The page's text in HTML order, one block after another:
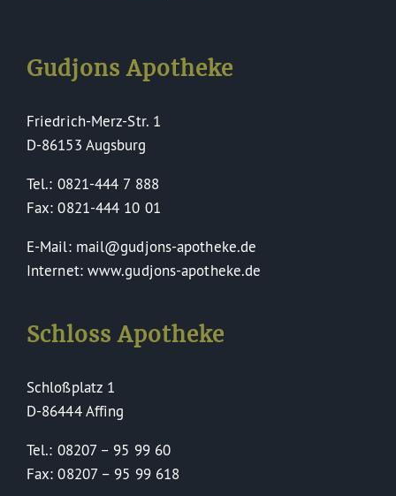
Gudjons Apotheke
Friedrich-Merz-Str. 1
D-86153 Augsburg
Tel.: 0821-444 7 888
Fax: 0821-444 10 01
E-Mail: mail@gudjons-apotheke.de
Internet: www.gudjons-apotheke.de
Schloss Apotheke
Schloßplatz 1
D-86444 Affing
Tel.: 08207 – 95 99 60
Fax: 08207 – 95 99 618